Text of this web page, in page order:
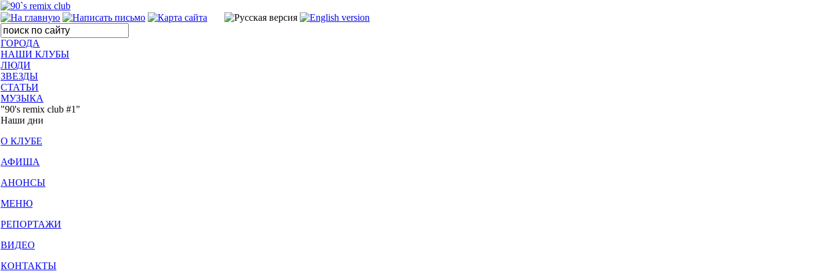
ГОРОДА
НАШИ КЛУБЫ
ЛЮДИ
ЗВЕЗДЫ
СТАТЬИ
МУЗЫКА
"90's remix club #1"
Наши дни
О КЛУБЕ
АФИША
АНОНСЫ
МЕНЮ
РЕПОРТАЖИ
ВИДЕО
КОНТАКТЫ